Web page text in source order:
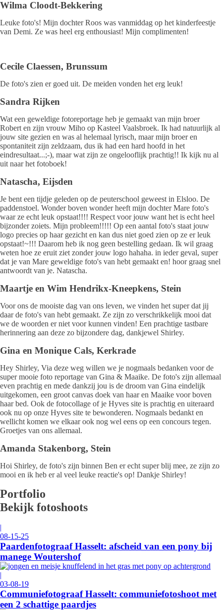
Wilma Cloodt-Bekkering
Leuke foto's! Mijn dochter Roos was vanmiddag op het kinderfeestje
van Demi. Ze was heel erg enthousiast! Mijn complimenten!
Cecile Claessen, Brunssum
De foto's zien er goed uit. De meiden vonden het erg leuk!
Sandra Rijken
Wat een geweldige fotoreportage heb je gemaakt van mijn broer
Robert en zijn vrouw Miho op Kasteel Vaalsbroek. Ik had natuurlijk al
jouw site gezien en was al helemaal lyrisch, maar mijn broer en
spontaniteit zijn zeldzaam, dus ik had een hard hoofd in het
eindresultaat...;-), maar wat zijn ze ongelooflijk prachtig!! Ik kijk nu al
uit naar het fotoboek!
Natascha, Eijsden
Je bent een tijdje geleden op de peuterschool geweest in Elsloo. De
paddenstoel. Wonder boven wonder heeft mijn dochter Mare foto's
waar ze echt leuk opstaat!!!! Respect voor jouw want het is echt heel
bijzonder zoiets. Mijn probleem!!!!! Op een aantal foto's staat jouw
logo precies op haar gezicht en kan dus niet goed zien op ze er leuk
opstaat!~!!! Daarom heb ik nog geen bestelling gedaan. Ik wil graag
weten hoe ze eruit ziet zonder jouw logo hahaha. in ieder geval, super
dat je van Mare geweldige foto's van hebt gemaakt en! hoor graag snel
antwoordt van je. Natascha.
Maartje en Wim Hendrikx-Kneepkens, Stein
Voor ons de mooiste dag van ons leven, we vinden het super dat jij
daar de foto's van hebt gemaakt. Ze zijn zo verschrikkelijk mooi dat
we de woorden er niet voor kunnen vinden! Een prachtige tastbare
herinnering aan deze zo bijzondere dag, dankjewel Shirley.
Gina en Monique Cals, Kerkrade
Hey Shirley, Via deze weg willen we je nogmaals bedanken voor de
super mooie foto reportage van Gina & Maaike. De foto's zijn allemaal
even prachtig en mede dankzij jou is de droom van Gina eindelijk
uitgekomen, een groot canvas doek van haar en Maaike voor boven
haar bed. Ook de fotocollage of je Hyves site is prachtig en uiteraard
ook nu op onze Hyves site te bewonderen. Nogmaals bedankt en
wellicht komen we elkaar ook nog wel eens op een concours tegen.
Groetjes van ons allemaal.
Amanda Stakenborg, Stein
Hoi Shirley, de foto's zijn binnen Ben er echt super blij mee, ze zijn zo
mooi en ik heb er al veel leuke reactie's op! Dankje Shirley!
Portfolio
Bekijk fotoshoots
|
08-15-25
Paardenfotograaf Hasselt: afscheid van een pony bij
manege Woutershof
|
03-08-19
Communiefotograaf Hasselt: communiefotoshoot met
een 2 schattige paardjes